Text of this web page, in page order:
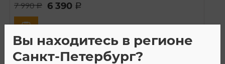
7 990a 6 390 a
Вы находитесь в регионе
Санкт-Петербург?